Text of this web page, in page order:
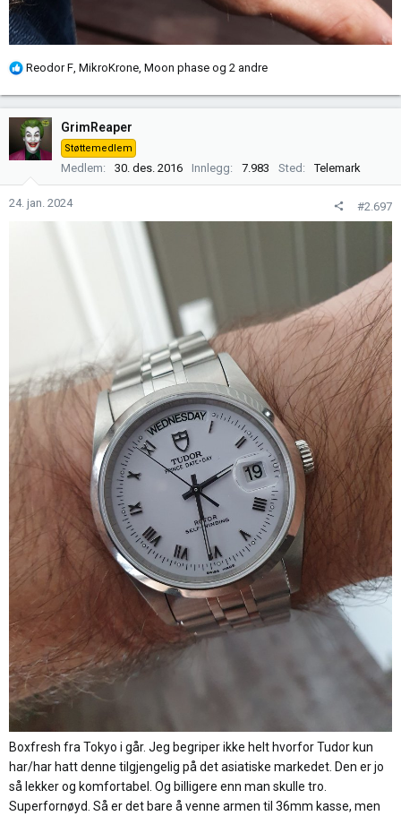
R
k
s
j
e
Reodor F MikroKrone Moon phase og 2 andre
GrimReaper
Støttemedlem
Medlem 30. des. 2016 Innlegg 7.983 Sted Telemark
24. jan. 2024 #2.697
Boxfresh fra Tokyo i går. Jeg begriper ikke helt hvorfor Tudor kun
har/har hatt denne tilgjengelig på det asiatiske markedet. Den er jo
så lekker og komfortabel. Og billigere enn man skulle tro.
Superfornøyd. Så er det bare å venne armen til 36mm kasse, men